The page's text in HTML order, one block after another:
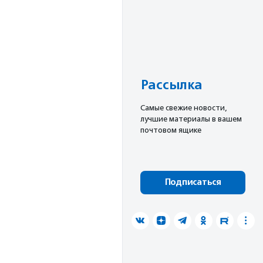
Рассылка
Cамые свежие новости,
лучшие материалы в вашем
почтовом ящике
Подписаться